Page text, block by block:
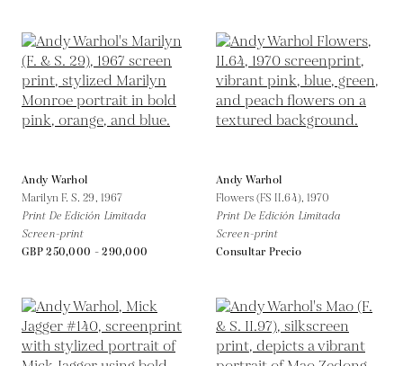
Andy Warhol
Marilyn F. S. 29, 1967
Print De Edición Limitada
Screen-print
GBP 250,000 - 290,000
Andy Warhol
Flowers (FS II.64), 1970
Print De Edición Limitada
Screen-print
Consultar Precio